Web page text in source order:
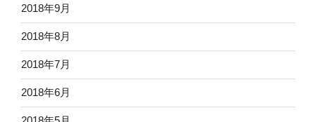
2018年9月
2018年8月
2018年7月
2018年6月